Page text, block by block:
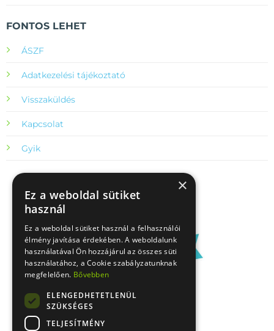
FONTOS LEHET
ÁSZF
Adatkezelési tájékoztató
Visszaküldés
Kapcsolat
Gyik
×
Ez a weboldal sütiket
használ
Ez a weboldal sütiket használ a felhasználói
élmény javítása érdekében. A weboldalunk
használatával Ön hozzájárul az összes süti
használatához, a Cookie szabályzatunknak
megfelelően. Bővebben
ELENGEDHETETLENÜL
SZÜKSÉGES
TELJESÍTMÉNY